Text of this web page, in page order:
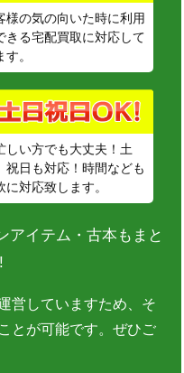
様の気の向いた時に利用
きる宅配買取に対応して
す。
しい方でも大丈夫！土
祝日も対応！時間なども
に対応致します。
アイテム・古本もまと
営していますため、そ
とが可能です。ぜひご